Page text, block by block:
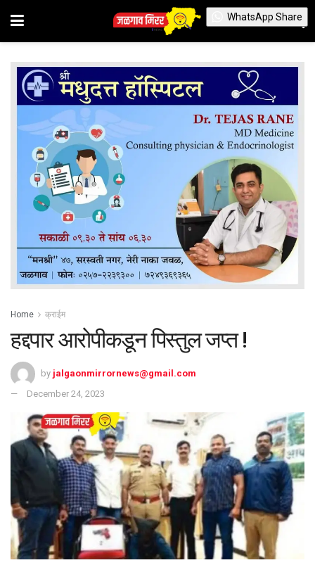
Home क्राईम
हद्दपार आरोपीकडून पिस्तुल जप्त !
by jalgaonmirrornews@gmail.com
December 24, 2023
WhatsApp Share